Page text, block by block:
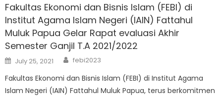
Fakultas Ekonomi dan Bisnis Islam (FEBI) di
Institut Agama Islam Negeri (IAIN) Fattahul
Muluk Papua Gelar Rapat evaluasi Akhir
Semester Ganjil T.A 2021/2022
Posted
on
July 25, 2021 Author
febi2023
Fakultas Ekonomi dan Bisnis Islam (FEBI) di Institut Agama
Islam Negeri (IAIN) Fattahul Muluk Papua, terus berkomitmen